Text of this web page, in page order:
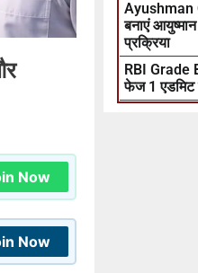
Now
Now
Ayushman
बनाएं
प्रक्रिया
RBI Grade
फेज 1 एडमिट